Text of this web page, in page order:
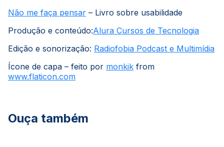
Não me faça pensar – Livro sobre usabilidade
Produção e conteúdo:Alura Cursos de Tecnologia
Edição e sonorização: Radiofobia Podcast e Multimídia
Ícone de capa – feito por monkik from
www.flaticon.com
Ouça também